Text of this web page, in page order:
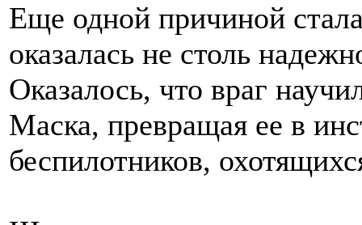
Еще одной причиной
оказалась не столь
Оказалось, что враг
Маска, превращая ее в
беспилотников,